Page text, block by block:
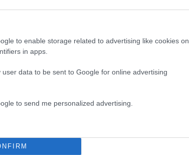
to enable storage related to advertising like cookies on
in apps.
user data to be sent to Google for online advertising
to send me personalized advertising.